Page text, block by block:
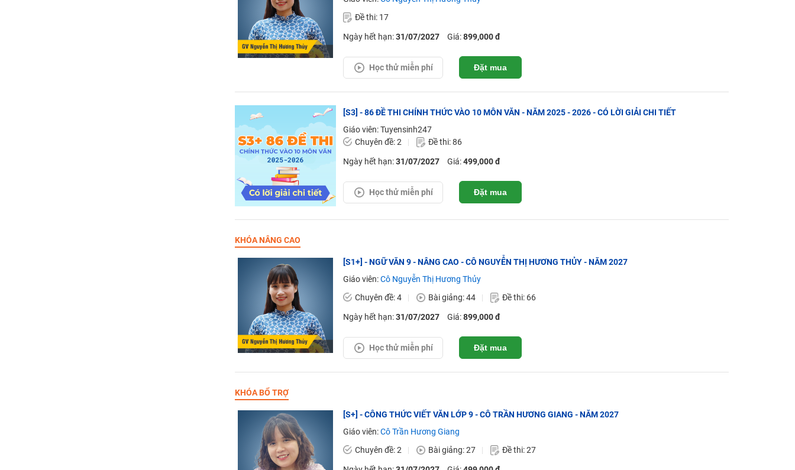
Đề thi: 17
Ngày hết hạn:31/07/2027 Giá:899,000 đ
Học thử miễn phí Đặt mua
[S3] - 86 ĐỀ THI CHÍNH THỨC VÀO 10 MÔN VĂN - NĂM 2025 - 2026 - CÓ LỜI GIẢI CHI TIẾT
Giáo viên: Tuyensinh247
Chuyên đề: 2
Đề thi: 86
Ngày hết hạn:31/07/2027 Giá:499,000 đ
Học thử miễn phí Đặt mua
KHÓA NÂNG CAO
[S1+] - NGỮ VĂN 9 - NÂNG CAO - CÔ NGUYỄN THỊ HƯƠNG THỦY - NĂM 2027
Giáo viên:Cô Nguyễn Thị Hương Thủy
Chuyên đề: 4
Bài giảng: 44 Đề thi: 66
Ngày hết hạn:31/07/2027 Giá:899,000 đ
Học thử miễn phí Đặt mua
KHÓA BỔ TRỢ
[S+] - CÔNG THỨC VIẾT VĂN LỚP 9 - CÔ TRẦN HƯƠNG GIANG - NĂM 2027
Giáo viên:Cô Trần Hương Giang
Chuyên đề: 2
Bài giảng: 27 Đề thi: 27